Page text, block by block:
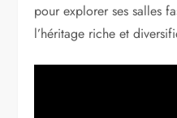
pour explorer ses salles
l’héritage riche et